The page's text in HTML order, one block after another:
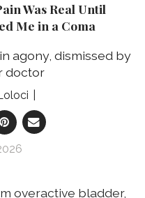
Was Real Until
Me in a Coma
agony, dismissed by
doctor